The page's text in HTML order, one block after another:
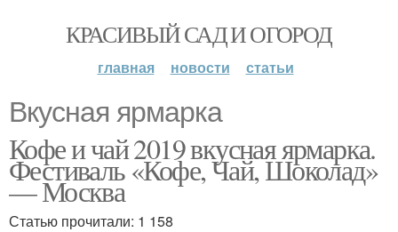
КРАСИВЫЙ САД И ОГОРОД
главная новости статьи
Вкусная ярмарка
Кофе и чай 2019 вкусная ярмарка.
Фестиваль «Кофе, Чай, Шоколад»
— Москва
Статью прочитали: 1 158